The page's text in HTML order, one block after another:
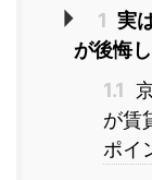
1 実
が後悔
1.1
が賃
ポイ